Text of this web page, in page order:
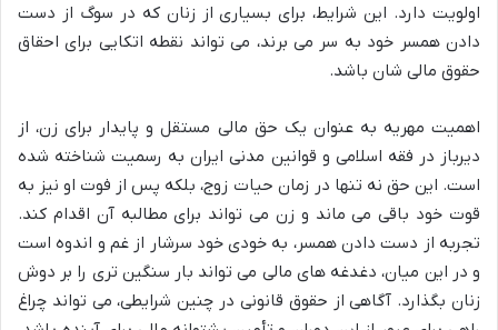
اولویت دارد. این شرایط، برای بسیاری از زنان که در سوگ از دست
دادن همسر خود به سر می برند، می تواند نقطه اتکایی برای احقاق
حقوق مالی شان باشد.
اهمیت مهریه به عنوان یک حق مالی مستقل و پایدار برای زن، از
دیرباز در فقه اسلامی و قوانین مدنی ایران به رسمیت شناخته شده
است. این حق نه تنها در زمان حیات زوج، بلکه پس از فوت او نیز به
قوت خود باقی می ماند و زن می تواند برای مطالبه آن اقدام کند.
تجربه از دست دادن همسر، به خودی خود سرشار از غم و اندوه است
و در این میان، دغدغه های مالی می تواند بار سنگین تری را بر دوش
زنان بگذارد. آگاهی از حقوق قانونی در چنین شرایطی، می تواند چراغ